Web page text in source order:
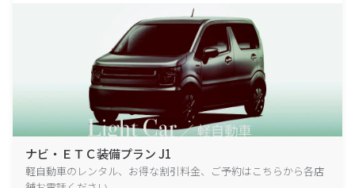
ナビ・ＥＴＣ装備プラン J1
軽自動車のレンタル、お得な割引料金、ご予約はこちらから各店